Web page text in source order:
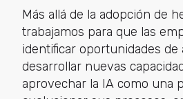
Más allá de la adopción de
trabajamos para que las
identificar oportunidades de
desarrollar nuevas
aprovechar la IA como una